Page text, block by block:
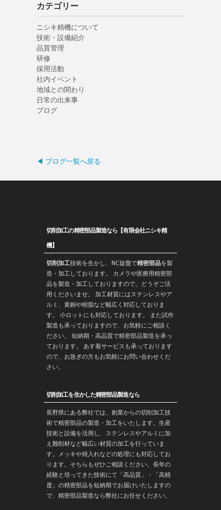
カテゴリー
ニシキ精機について
技術・設備紹介
品質管理
研修
採用活動
社内イベント
地域との関わり
日常の出来事
ブログ
◀ ブログ一覧へ戻る
切削加工の精密部品製造なら【有限会社ニシキ精
機】
切削加工技術を生かし、 NC旋盤で精密部品を製
造 ・加工しております。 カメラや医療用精密部
品を製造・加工しておりますので、どうぞご活
用くださいませ。 加工材質にはステンレスやア
ルミ、黄銅や樹脂など幅広く対応しておりま
す。 小ロットにも対応しております。 また試作
製造 も承っておりますので、お気軽にご相談く
ださい。 短納期・高品質で精密部品製造を承っ
ております。 あす着サービスも承っております
ので、お急ぎの方もお気軽にお問い合わせくだ
さい。
切削加工を生かした精密部品製造なら
長野県にある弊社では、創業からの切削加工技
術で精密部品の製造・ 加工をいたします。生産
技術と設備を活用し、ステンレスやアルミに加
え難削材など幅広い材質の加工を行っていま
す。メッキや焼入れなどの処理にも対応してお
ります。そちらもぜひご相談ください。長年の
経験と培ってきた技術にて「高品質」・「高精
度」の精密部品を短納期でお届けいたしますの
で、精密部品製造なら弊社にお任せください。